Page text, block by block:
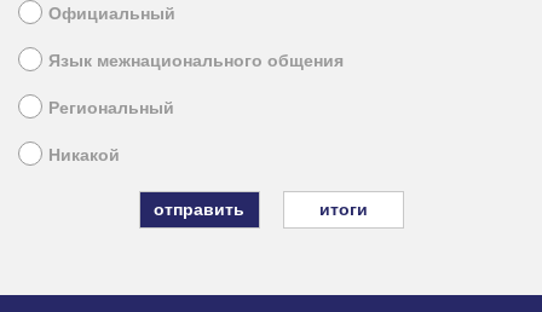
Официальный
Язык межнационального общения
Региональный
Никакой
итоги